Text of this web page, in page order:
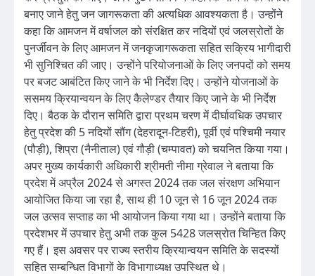
बनाए जाने हेतु जन जागरूकता की अत्यधिक आवश्यकता है। उन्होंने
कहा कि आमजन में वर्षाजल को संरक्षित कर नदियों एवं जलस्रोतों के
पुनर्जीवन के लिए आमजन में जनकृजागरूकता सहित सक्रिय भागीदारी
भी सुनिश्चित की जाए। उन्होंने परियोजनाओं के लिए जनपदों को समय
पर बजट आबंटित किए जाने के भी निर्देश दिए। उन्होंने योजनाओं के
ससमय क्रियान्वयन के लिए कैलेण्डर तैयार किए जाने के भी निर्देश
दिए। बैठक के दौरान समिति द्वारा प्रथम चरण में दीर्घावधिक उपचार
हेतु प्रदेश की 5 नदियों सौंग (देहरादून-टिहरी), पूर्वी एवं पश्चिमी नयार
(पौड़ी), शिप्रा (नैनीताल) एवं गौड़ी (चम्पावत) को चयनित किया गया।
अपर मुख्य कार्यकारी अधिकारी श्रीमती नीमा ग्रेवाल ने बताया कि
प्रदेश में अप्रैल 2024 से अगस्त 2024 तक जल संरक्षण अभियान
आयोजित किया जा रहा है, साथ ही 10 जून से 16 जून 2024 तक
जल उत्सव सप्ताह का भी आयोजन किया गया था। उन्होंने बताया कि
प्रदेशभर में उपचार हेतु अभी तक कुल 5428 जलस्रोत चिन्हित किए
गए हैं। इस अवसर पर राज्य स्तरीय क्रियान्वयन समिति के सदस्यों
सहित सम्बन्धित विभागों के विभागाध्यक्ष उपस्थित थे।